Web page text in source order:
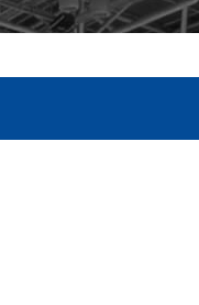
●事務局への
●スポーツ少